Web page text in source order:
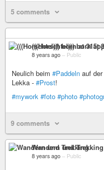
5 comments
(((Horschtel))) born at
8 years ago – Public
Neulich beim #Paddeln auf der
Lekka - #Prost!
#mywork #foto #photo
9 comments
Wandern und Trekking
8 years ago – Public